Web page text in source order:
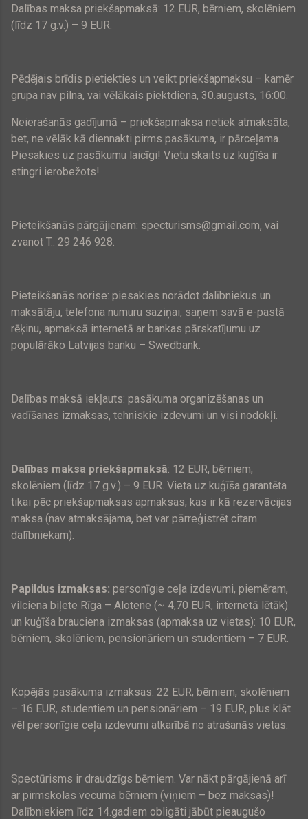
Dalības maksa priekšapmaksā: 12 EUR, bērniem, skolēniem
(līdz 17 g.v.) – 9 EUR.
Pēdējais brīdis pietiekties un veikt priekšapmaksu – kamēr
grupa nav pilna, vai vēlākais piektdiena, 30.augusts, 16:00.
Neierašanās gadījumā – priekšapmaksa netiek atmaksāta,
bet, ne vēlāk kā diennakti pirms pasākuma, ir pārceļama.
Piesakies uz pasākumu laicīgi! Vietu skaits uz kuģīša ir
stingri ierobežots!
Pieteikšanās pārgājienam: specturisms@gmail.com, vai
zvanot T.: 29 246 928.
Pieteikšanās norise: piesakies norādot dalībniekus un
maksātāju, telefona numuru saziņai, saņem savā e-pastā
rēķinu, apmaksā internetā ar bankas pārskatījumu uz
populārāko Latvijas banku – Swedbank.
Dalības maksā iekļauts: pasākuma organizēšanas un
vadīšanas izmaksas, tehniskie izdevumi un visi nodokļi.
Dalības maksa priekšapmaksā: 12 EUR, bērniem,
skolēniem (līdz 17 g.v.) – 9 EUR. Vieta uz kuģīša garantēta
tikai pēc priekšapmaksas apmaksas, kas ir kā rezervācijas
maksa (nav atmaksājama, bet var pārreģistrēt citam
dalībniekam).
Papildus izmaksas: personīgie ceļa izdevumi, piemēram,
vilciena biļete Rīga – Alotene (~ 4,70 EUR, internetā lētāk)
un kuģīša brauciena izmaksas (apmaksa uz vietas): 10 EUR,
bērniem, skolēniem, pensionāriem un studentiem – 7 EUR.
Kopējās pasākuma izmaksas: 22 EUR, bērniem, skolēniem
– 16 EUR, studentiem un pensionāriem – 19 EUR, plus klāt
vēl personīgie ceļa izdevumi atkarībā no atrašanās vietas.
Spectūrisms ir draudzīgs bērniem. Var nākt pārgājienā arī
ar pirmskolas vecuma bērniem (viņiem – bez maksas)!
Dalībniekiem līdz 14.gadiem obligāti jābūt pieaugušo